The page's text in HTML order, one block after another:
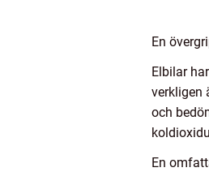
En
Elbilar
verkligen
och
En